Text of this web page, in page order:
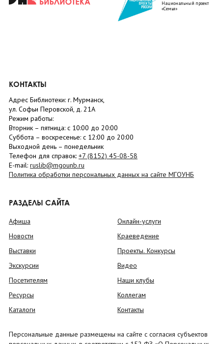
Национальный проект
«Семья»
КОНТАКТЫ
Адрес Библиотеки: г. Мурманск,
ул. Софьи Перовской, д. 21А
Режим работы:
Вторник – пятница: с 10:00 до 20:00
Суббота – воскресенье: c 12:00 до 20:00
Выходной день – понедельник
Телефон для справок: +7 (8152) 45-08-58
E-mail: ruslib@mgounb.ru
Политика обработки персональных данных на сайте МГОУНБ
РАЗДЕЛЫ САЙТА
Афиша
Новости
Выставки
Экскурсии
Посетителям
Ресурсы
Каталоги
Онлайн-услуги
Краеведение
Проекты. Конкурсы
Видео
Наши клубы
Коллегам
Контакты
Персональные данные размещены на сайте с согласия субъектов